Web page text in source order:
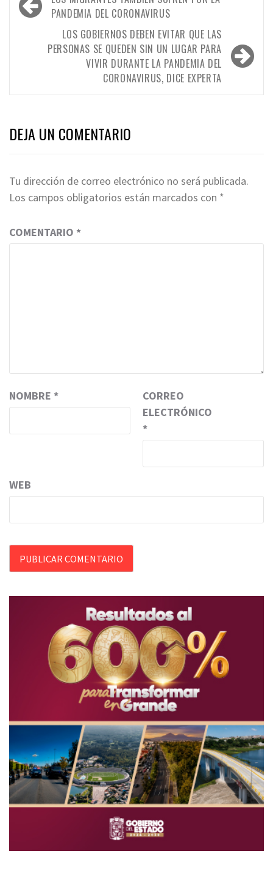
de
entradas
PANDEMIA DEL CORONAVIRUS
LOS GOBIERNOS DEBEN EVITAR QUE LAS
PERSONAS SE QUEDEN SIN UN LUGAR PARA
VIVIR DURANTE LA PANDEMIA DEL
CORONAVIRUS, DICE EXPERTA
DEJA UN COMENTARIO
Tu dirección de correo electrónico no será publicada.
Los campos obligatorios están marcados con *
COMENTARIO *
NOMBRE *
CORREO
ELECTRÓNICO
*
WEB